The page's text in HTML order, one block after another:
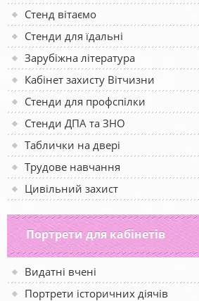
Стенд вітаємо
Стенди для їдальні
Зарубіжна література
Кабінет захисту Вітчизни
Стенди для профспілки
Стенди ДПА та ЗНО
Таблички на двері
Трудове навчання
Цивільний захист
Портрети для кабінетів
Видатні вчені
Портрети історичних діячів